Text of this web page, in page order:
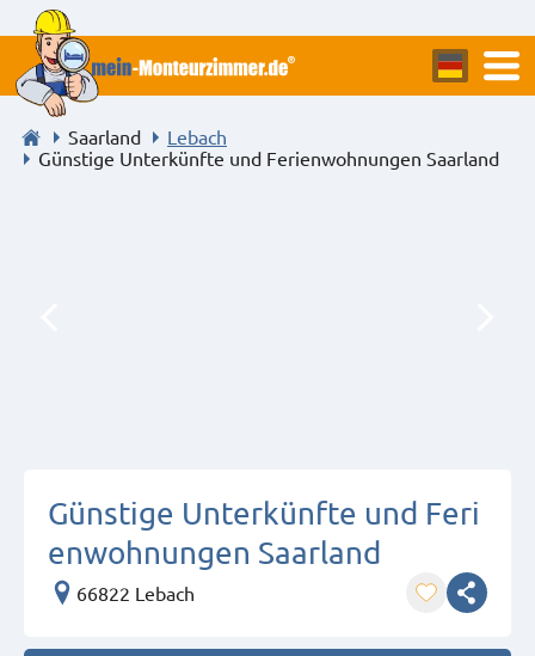
Saarland
Lebach
Günstige Unterkünfte und Ferienwohnungen Saarland
Günstige Unterkünfte und Feri
enwohnungen Saarland
66822 Lebach